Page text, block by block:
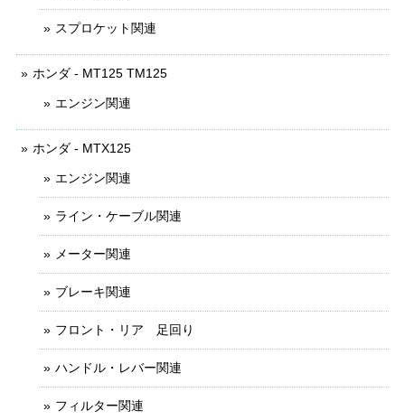
スプロケット関連
ホンダ - MT125 TM125
エンジン関連
ホンダ - MTX125
エンジン関連
ライン・ケーブル関連
メーター関連
ブレーキ関連
フロント・リア 足回り
ハンドル・レバー関連
フィルター関連